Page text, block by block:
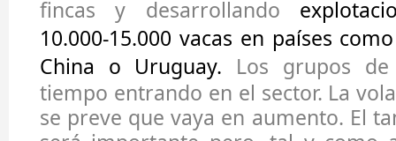
fincas y desarrollando
10.000-15.000 vacas en países
China o Uruguay. Los grupos
tiempo entrando en el sector. La
se preve que vaya en aumento. El